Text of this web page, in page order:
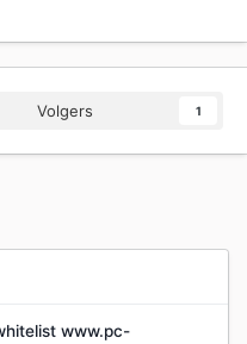
Volgers 1
www.pc-